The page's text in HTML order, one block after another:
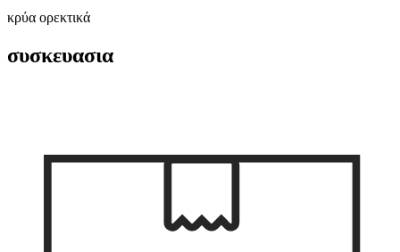
κρύα ορεκτικά
συσκευασια